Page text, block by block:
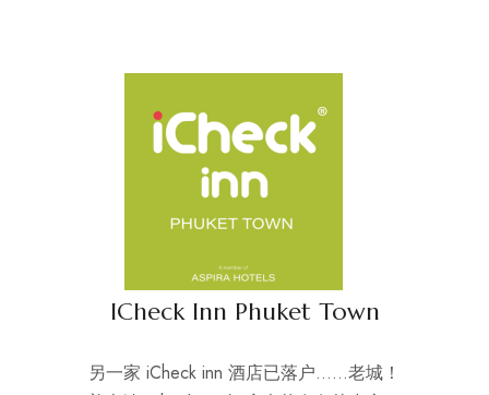
ICheck Inn Phuket Town
另一家 iCheck inn 酒店已落户……老城！